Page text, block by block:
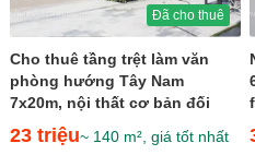
Đã cho thuê
Cho thuê tầng trệt làm văn
phòng hướng Tây Nam
7x20m, nội thất cơ bản đối
diện Kênh Sông Trăng giá 23...
23 triệu~ 140 m², giá tốt nhất